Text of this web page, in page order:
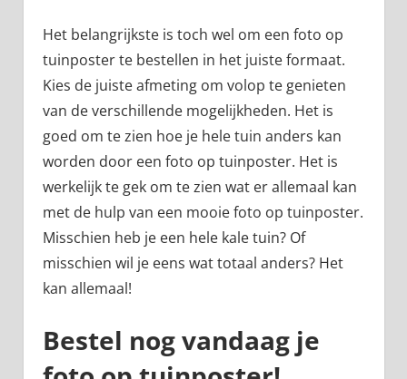
Het belangrijkste is toch wel om een foto op
tuinposter te bestellen in het juiste formaat.
Kies de juiste afmeting om volop te genieten
van de verschillende mogelijkheden. Het is
goed om te zien hoe je hele tuin anders kan
worden door een foto op tuinposter. Het is
werkelijk te gek om te zien wat er allemaal kan
met de hulp van een mooie foto op tuinposter.
Misschien heb je een hele kale tuin? Of
misschien wil je eens wat totaal anders? Het
kan allemaal!
Bestel nog vandaag je